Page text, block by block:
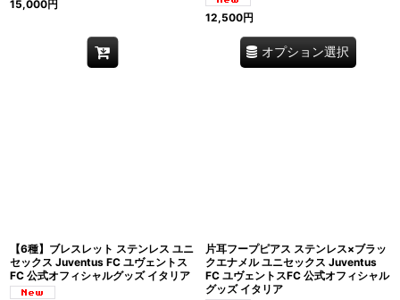
15,000円
12,500円
オプション選択
【6種】ブレスレット ステンレス ユニ
セックス Juventus FC ユヴェントス
FC 公式オフィシャルグッズ イタリア
片耳フープピアス ステンレス×ブラッ
クエナメル ユニセックス Juventus
FC ユヴェントスFC 公式オフィシャル
グッズ イタリア